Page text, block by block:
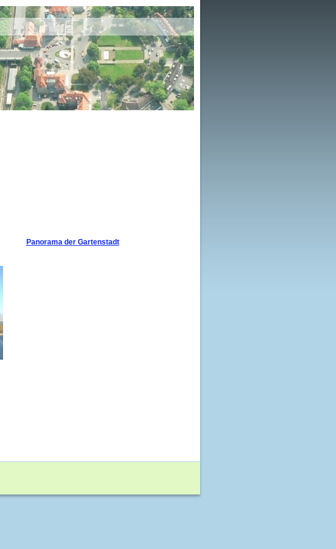
Panorama der Gartenstadt